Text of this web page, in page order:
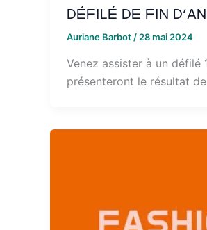
Défilé de fin
Auriane Barbot / 28 mai 2024
Venez assister à un défilé
présenteront le résultat